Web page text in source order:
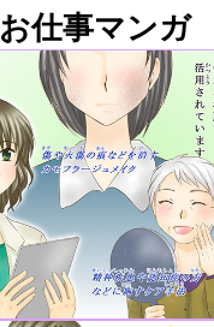
お仕事マンガ